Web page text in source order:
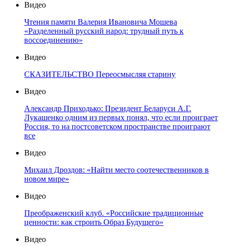
Видео
Чтения памяти Валерия Ивановича Мошева
«Разделенный русский народ: трудный путь к
воссоединению»
Видео
СКАЗИТЕЛЬСТВО Переосмысляя старину
Видео
Александр Приходько: Президент Беларуси А.Г.
Лукашенко одним из первых понял, что если проиграет
Россия, то на постсоветском пространстве проиграют
все
Видео
Михаил Дроздов: «Найти место соотечественников в
новом мире»
Видео
Преображенский клуб. «Российские традиционные
ценности: как строить Образ Будущего»
Видео